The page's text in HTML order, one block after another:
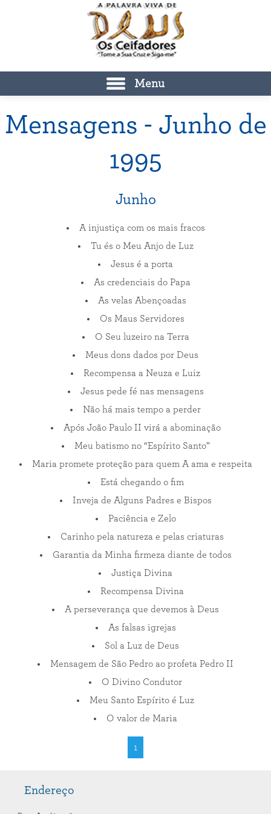
Menu
Mensagens - Junho de
1995
Junho
A injustiça com os mais fracos
Tu és o Meu Anjo de Luz
Jesus é a porta
As credenciais do Papa
As velas Abençoadas
Os Maus Servidores
O Seu luzeiro na Terra
Meus dons dados por Deus
Recompensa a Neuza e Luiz
Jesus pede fé nas mensagens
Não há mais tempo a perder
Após João Paulo II virá a abominação
Meu batismo no “Espírito Santo”
Maria promete proteção para quem A ama e respeita
Está chegando o fim
Inveja de Alguns Padres e Bispos
Paciência e Zelo
Carinho pela natureza e pelas criaturas
Garantia da Minha firmeza diante de todos
Justiça Divina
Recompensa Divina
A perseverança que devemos à Deus
As falsas igrejas
Sol a Luz de Deus
Mensagem de São Pedro ao profeta Pedro II
O Divino Condutor
Meu Santo Espírito é Luz
O valor de Maria
1
Endereço